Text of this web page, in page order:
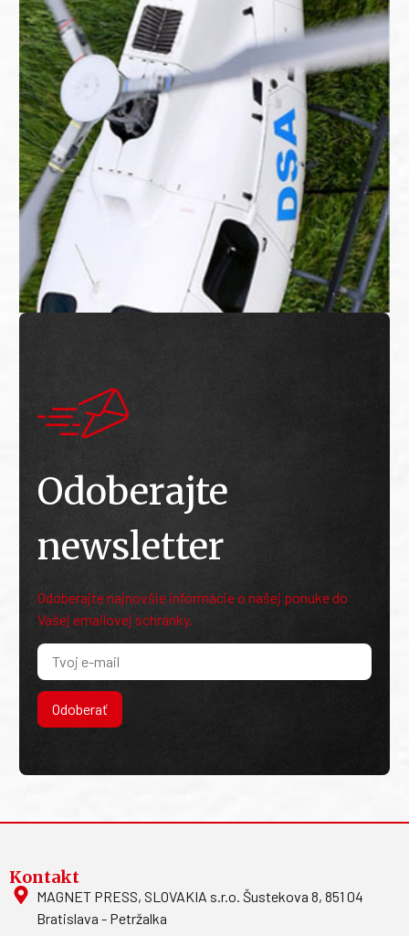
Odoberajte
newsletter
Odoberajte najnovšie informácie o našej ponuke do
Vašej emailovej schránky.
Odoberať
Kontakt
MAGNET PRESS, SLOVAKIA s.r.o. Šustekova 8, 851 04
Bratislava - Petržalka